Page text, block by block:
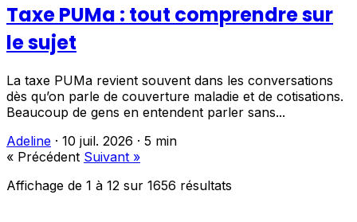
Taxe PUMa : tout comprendre sur
le sujet
La taxe PUMa revient souvent dans les conversations
dès qu’on parle de couverture maladie et de cotisations.
Beaucoup de gens en entendent parler sans...
Adeline · 10 juil. 2026 · 5 min
« Précédent Suivant »
Affichage de 1 à 12 sur 1656 résultats